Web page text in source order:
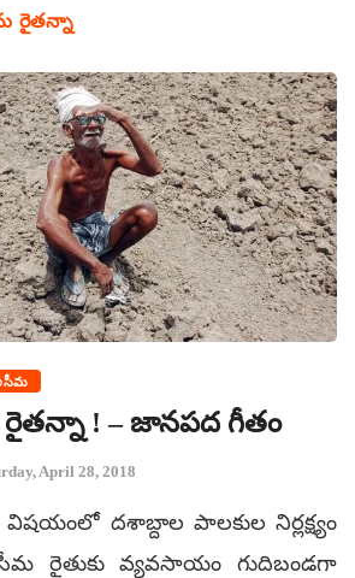
రైతన్నా
! – జానపద గీతం
April 28, 2018
దశాబ్దాల పాలకుల నిర్లక్ష్యం
రైతుకు వ్యవసాయం గుదిబండగా